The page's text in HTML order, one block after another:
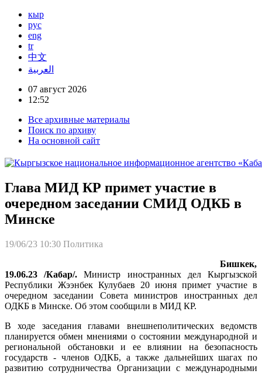
кыр
рус
eng
tr
中文
العربية
07 август 2026
12:52
Все архивные материалы
Поиск по архиву
На основной сайт
Глава МИД КР примет участие в
очередном заседании СМИД ОДКБ в
Минске
19/06/23 10:30 Политика
Бишкек,
19.06.23 /Кабар/.Министр иностранных дел Кыргызской
Республики Жээнбек Кулубаев 20 июня примет участие в
очередном заседании Совета министров иностранных дел
ОДКБ в Минске. Об этом сообщили в МИД КР.
В ходе заседания главами внешнеполитических ведомств
планируется обмен мнениями о состоянии международной и
региональной обстановки и ее влиянии на безопасность
государств - членов ОДКБ, а также дальнейших шагах по
развитию сотрудничества Организации с международными